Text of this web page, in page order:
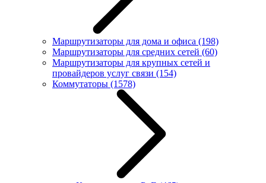
Маршрутизаторы для дома и офиса (198)
Маршрутизаторы для средних сетей (60)
Маршрутизаторы для крупных сетей и
провайдеров услуг связи (154)
Коммутаторы (1578)